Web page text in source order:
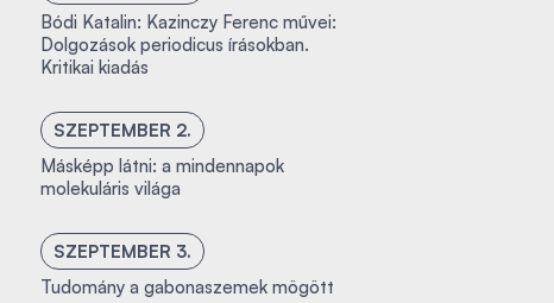
Bódi Katalin: Kazinczy Ferenc művei:
Dolgozások periodicus írásokban.
Kritikai kiadás
SZEPTEMBER 2.
Másképp látni: a mindennapok
molekuláris világa
SZEPTEMBER 3.
Tudomány a gabonaszemek mögött